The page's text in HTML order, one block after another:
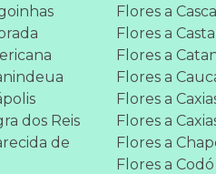
dos Reis
de
Flores a
Flores a
Flores a
Flores a
Flores a
Flores a
Flores a
Flores a Codó